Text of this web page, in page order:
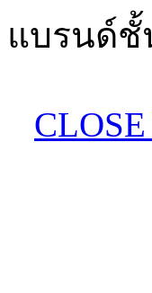
แบรนด์ชั้